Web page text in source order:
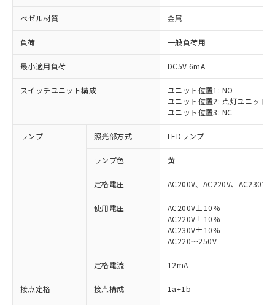
ベゼル材質 金属
負荷 一般負荷用
最小適用負荷 DC5V 6mA
スイッチユニット構成
ユニット位置1: NO
ユニット位置2: 点灯ユニット
ユニット位置3: NC
ランプ 照光部方式 LEDランプ
ランプ色 黄
定格電圧 AC200V、AC220V、AC230V
使用電圧
AC200V±10%
AC220V±10%
AC230V±10%
AC220～250V
定格電流 12mA
接点定格 接点構成 1a+1b
※1 対応状況